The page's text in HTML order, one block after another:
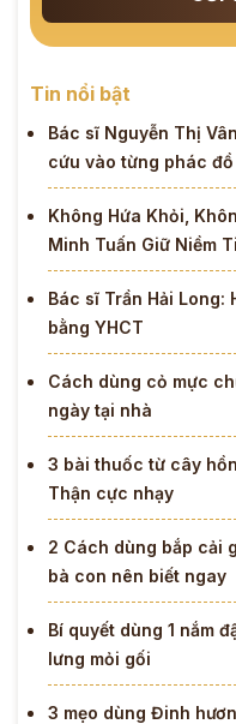
Tin nổi bật
Bác sĩ Nguyễn Thị
cứu vào từng phác
Không Hứa Khỏi,
Minh Tuấn Giữ Niềm
Bác sĩ Trần Hải Long:
bằng YHCT
Cách dùng cỏ mực
ngày tại nhà
3 bài thuốc từ cây
Thận cực nhạy
2 Cách dùng bắp cải
bà con nên biết ngay
Bí quyết dùng 1 nắm
lưng mỏi gối
3 mẹo dùng Đinh